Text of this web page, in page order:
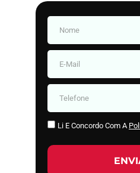
Li E Concordo Com A